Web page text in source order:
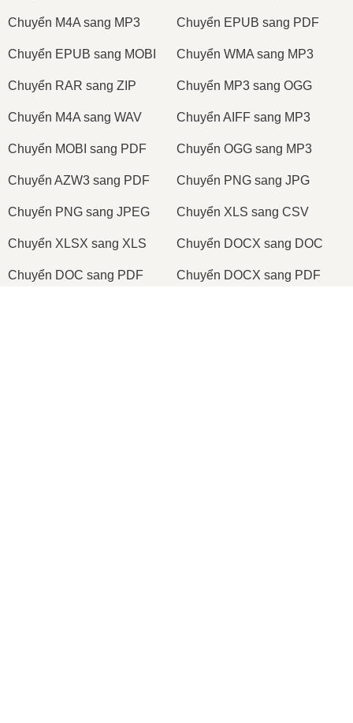
Сhuyển M4A sang MP3 Сhuyển EPUB sang PDF
Сhuyển EPUB sang MOBI Сhuyển WMA sang MP3
Сhuyển RAR sang ZIP Сhuyển MP3 sang OGG
Сhuyển M4A sang WAV Сhuyển AIFF sang MP3
Сhuyển MOBI sang PDF Сhuyển OGG sang MP3
Сhuyển AZW3 sang PDF Сhuyển PNG sang JPG
Сhuyển PNG sang JPEG Сhuyển XLS sang CSV
Сhuyển XLSX sang XLS Сhuyển DOCX sang DOC
Сhuyển DOC sang PDF Сhuyển DOCX sang PDF